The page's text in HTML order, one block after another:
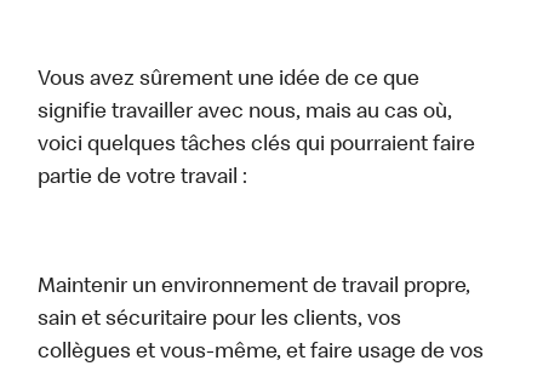
Vous avez sûrement une idée de ce que
signifie travailler avec nous, mais au cas où,
voici quelques tâches clés qui pourraient faire
partie de votre travail :
Maintenir un environnement de travail propre,
sain et sécuritaire pour les clients, vos
collègues et vous-même, et faire usage de vos